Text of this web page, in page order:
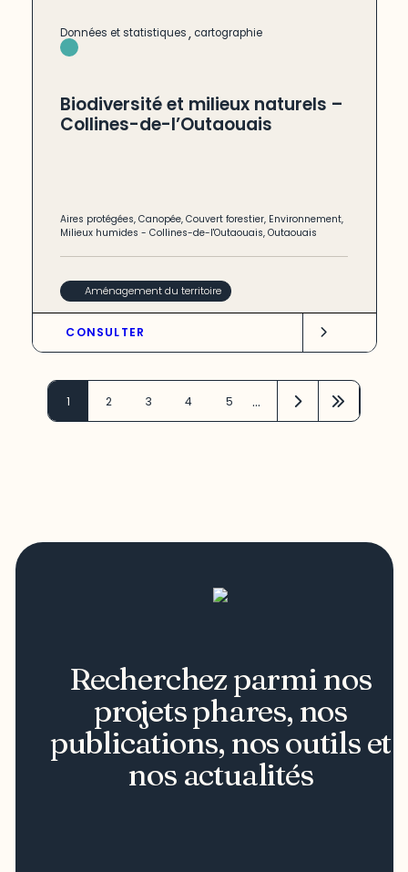
Données et statistiques, cartographie
Biodiversité et milieux naturels –
Collines-de-l’Outaouais
Aires protégées,Canopée,Couvert forestier, Environnement,
Milieux humides -Collines-de-l'Outaouais,Outaouais
Aménagement du territoire
CONSULTER
1 2 3 4 5 …
Recherchez parmi nos
projets phares, nos
publications, nos outils et
nos actualités